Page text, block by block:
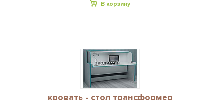
В корзину
кровать - стол трансформер